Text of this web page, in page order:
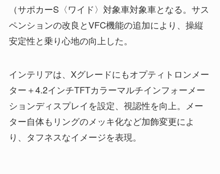
（サポカーS〈ワイド〉対象車対象車となる。サス
ペンションの改良とVFC機能の追加により、操縦
安定性と乗り心地の向上した。
インテリアは、Xグレードにもオプティトロンメー
ター＋4.2インチTFTカラーマルチインフォーメー
ションディスプレイを設定、視認性を向上。メー
ター自体もリングのメッキ化など加飾変更によ
り、タフネスなイメージを表現。